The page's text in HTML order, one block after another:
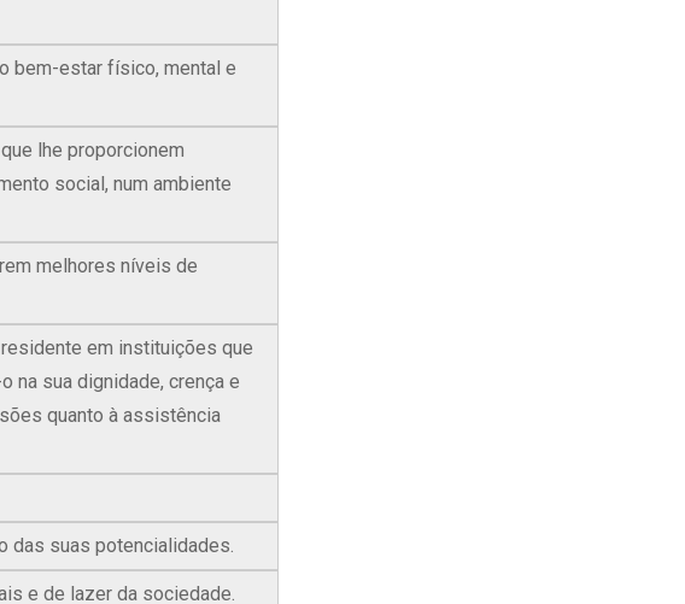
bem-estar físico, mental e
lhe proporcionem
social, num ambiente
melhores níveis de
em instituições que
na sua dignidade, crença e
quanto à assistência
das suas potencialidades.
e de lazer da sociedade.